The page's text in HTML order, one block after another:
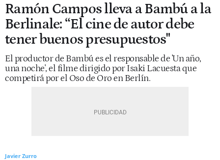
Ramón Campos lleva a Bambú a la
Berlinale: “El cine de autor debe
tener buenos presupuestos"
El productor de Bambú es el responsable de 'Un año,
una noche', el filme dirigido por Isaki Lacuesta que
competirá por el Oso de Oro en Berlín.
Javier Zurro